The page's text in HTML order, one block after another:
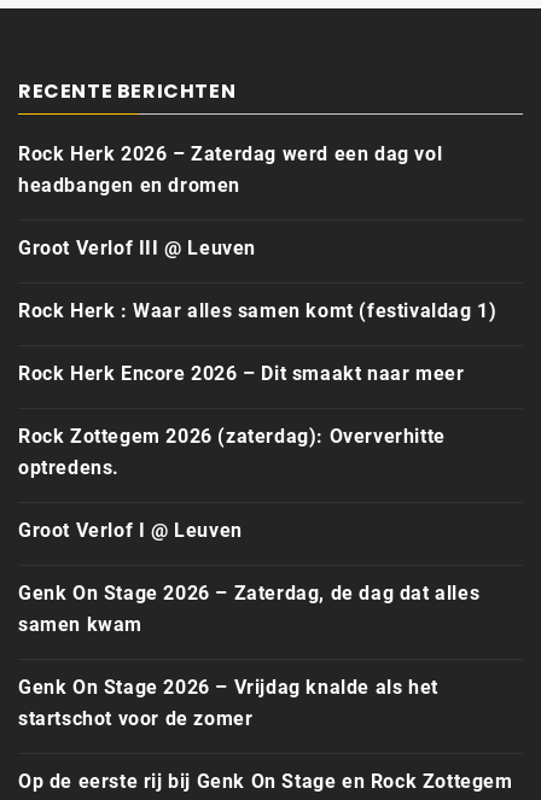
RECENTE BERICHTEN
Rock Herk 2026 – Zaterdag werd een dag vol
headbangen en dromen
Groot Verlof III @ Leuven
Rock Herk : Waar alles samen komt (festivaldag 1)
Rock Herk Encore 2026 – Dit smaakt naar meer
Rock Zottegem 2026 (zaterdag): Oververhitte
optredens.
Groot Verlof I @ Leuven
Genk On Stage 2026 – Zaterdag, de dag dat alles
samen kwam
Genk On Stage 2026 – Vrijdag knalde als het
startschot voor de zomer
Op de eerste rij bij Genk On Stage en Rock Zottegem